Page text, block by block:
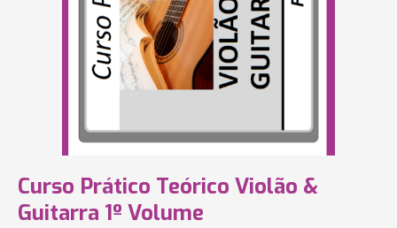
Curso Prático Teórico Violão &
Guitarra 1º Volume